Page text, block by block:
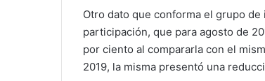
Otro dato que conforma el grupo
participación, que para agosto de
por ciento al compararla con el
2019, la misma presentó una